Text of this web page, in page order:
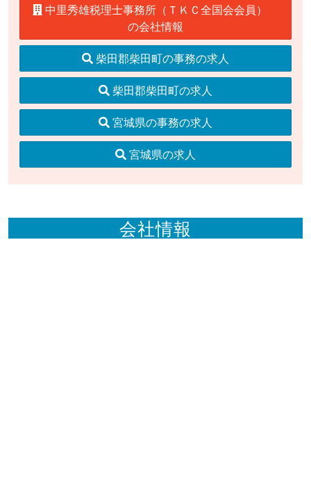
中里秀雄税理士事務所（ＴＫＣ全国会会員）
の会社情報
柴田郡柴田町の事務の求人
柴田郡柴田町の求人
宮城県の事務の求人
宮城県の求人
会社情報